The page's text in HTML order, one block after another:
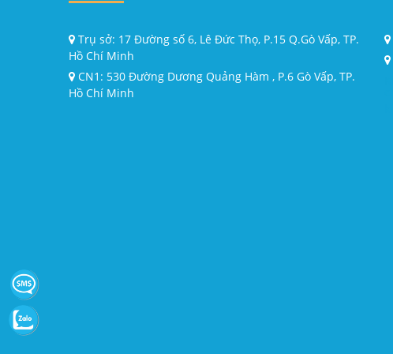
Trụ sở: 17 Đường số 6, Lê Đức Thọ, P.15 Q.Gò Vấp, TP.
Hồ Chí Minh
CN1: 530 Đường Dương Quảng Hàm , P.6 Gò Vấp, TP.
Hồ Chí Minh